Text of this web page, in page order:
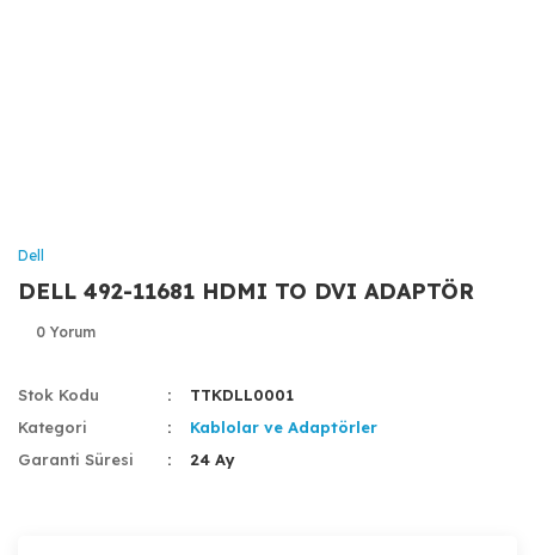
Dell
DELL 492-11681 HDMI TO DVI ADAPTÖR
0 Yorum
Stok Kodu
TTKDLL0001
Kategori
Kablolar ve Adaptörler
Garanti Süresi
24 Ay